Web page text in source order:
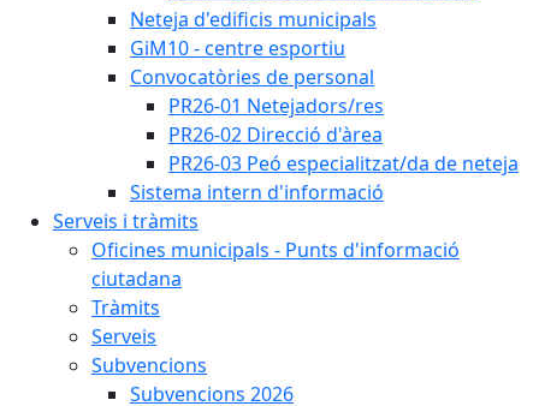
Neteja d'edificis municipals
GiM10 - centre esportiu
Convocatòries de personal
PR26-01 Netejadors/res
PR26-02 Direcció d'àrea
PR26-03 Peó especialitzat/da de neteja
Sistema intern d'informació
Serveis i tràmits
Oficines municipals - Punts d'informació
ciutadana
Tràmits
Serveis
Subvencions
Subvencions 2026